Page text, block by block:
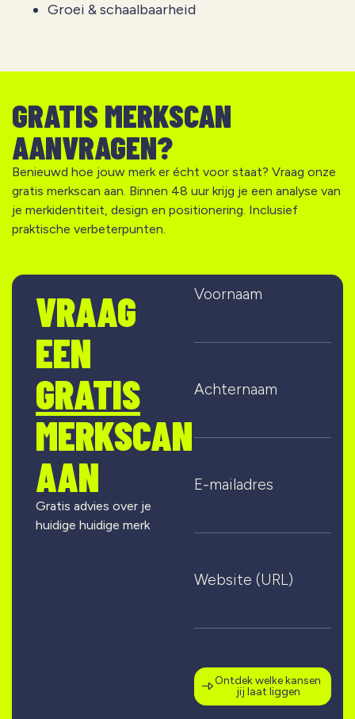
Groei & schaalbaarheid
GRATIS MERKSCAN
AANVRAGEN?
Benieuwd hoe jouw merk er écht voor staat? Vraag onze
gratis merkscan aan. Binnen 48 uur krijg je een analyse van
je merkidentiteit, design en positionering. Inclusief
praktische verbeterpunten.
VRAAG
EEN
GRATIS
MERKSCAN
AAN
Gratis advies over je
huidige huidige merk
Voornaam
Achternaam
E-mailadres
Website (URL)
Ontdek welke kansen
jij laat liggen